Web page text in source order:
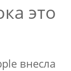
это
внесла